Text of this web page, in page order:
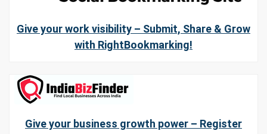
Give your work visibility – Submit, Share & Grow
with RightBookmarking!
Give your business growth power – Register